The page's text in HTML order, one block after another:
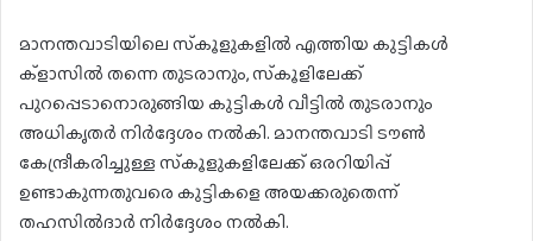
മാനന്തവാടിയിലെ സ്‌കൂളുകളിൽ എത്തിയ കുട്ടികൾ
ക്‌ളാസിൽ തന്നെ തുടരാനും, സ്‌കൂളിലേക്ക്
പുറപ്പെടാനൊരുങ്ങിയ കുട്ടികൾ വീട്ടിൽ തുടരാനും
അധികൃതർ നിർദ്ദേശം നൽകി. മാനന്തവാടി ടൗൺ
കേന്ദ്രീകരിച്ചുള്ള സ്‌കൂളുകളിലേക്ക് ഒരറിയിപ്പ്
ഉണ്ടാകുന്നതുവരെ കുട്ടികളെ അയക്കരുതെന്ന്
തഹസിൽദാർ നിർദ്ദേശം നൽകി.